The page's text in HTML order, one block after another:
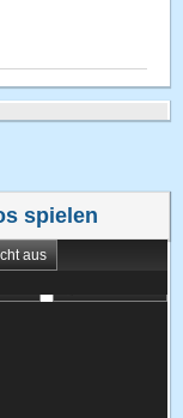
spielen
aus